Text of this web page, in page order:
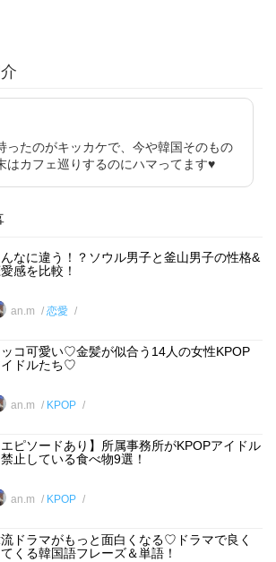
ったのがキッカケで、今や韓国そのもの
はカフェ巡りするのにハマってます♥︎
んなに違う！？ソウル男子と釜山男子の性格&
感を比較！
an.m 恋愛
コ可愛い♡金髪が似合う14人の女性KPOP
イドルたち♡
an.m KPOP
エピソードあり】所属事務所がKPOPアイドル
止している食べ物9選！
an.m KPOP
ドラマがもっと面白くなる♡ドラマで良く
くる韓国語フレーズ＆単語！